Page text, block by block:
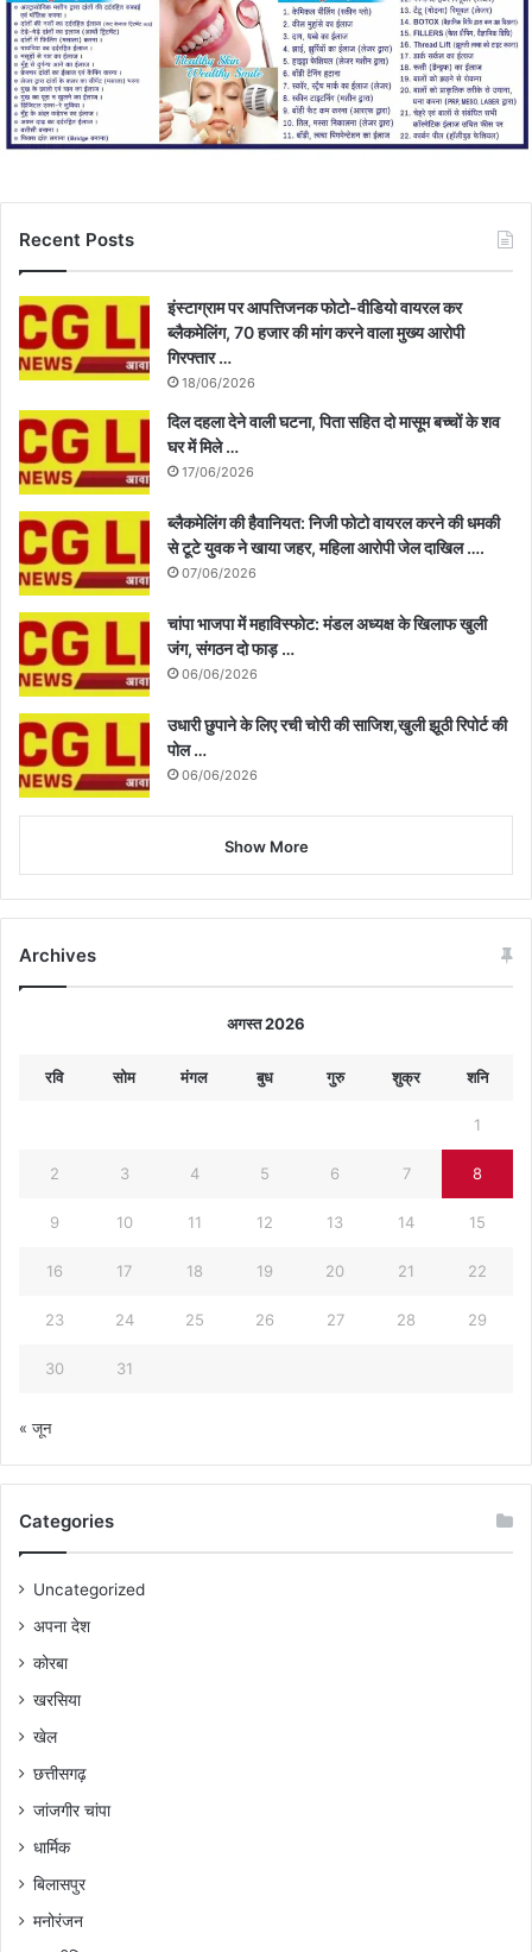
Recent Posts
इंस्टाग्राम पर आपत्तिजनक फोटो-वीडियो वायरल कर
ब्लैकमेलिंग, 70 हजार की मांग करने वाला मुख्य आरोपी
गिरफ्तार …
18/06/2026
दिल दहला देने वाली घटना, पिता सहित दो मासूम बच्चों के शव
घर में मिले …
17/06/2026
ब्लैकमेलिंग की हैवानियत: निजी फोटो वायरल करने की धमकी
से टूटे युवक ने खाया जहर, महिला आरोपी जेल दाखिल ….
07/06/2026
चांपा भाजपा में महाविस्फोट: मंडल अध्यक्ष के खिलाफ खुली
जंग, संगठन दो फाड़ …
06/06/2026
उधारी छुपाने के लिए रची चोरी की साजिश,खुली झूठी रिपोर्ट की
पोल …
06/06/2026
Show More
Archives
अगस्त 2026
रवि सोम मंगल बुध गुरु शुक्र शनि
1
2 3 4 5 6 7 8
9 10 11 12 13 14 15
16 17 18 19 20 21 22
23 24 25 26 27 28 29
30 31
« जून
Categories
Uncategorized
अपना देश
कोरबा
खरसिया
खेल
छत्तीसगढ़
जांजगीर चांपा
धार्मिक
बिलासपुर
मनोरंजन